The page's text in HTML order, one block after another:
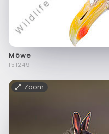
Möwe
f51249
Zoom